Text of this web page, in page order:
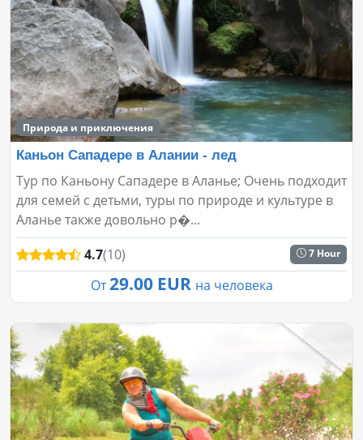
Природа и приключения
Каньон Сападере в Алании - лед
Тур по Каньону Сападере в Аланье; Очень подходит
для семей с детьми, туры по природе и культуре в
Аланье также довольно р�...
4.7(10) 7 Hour
От 29.00 EUR на человека